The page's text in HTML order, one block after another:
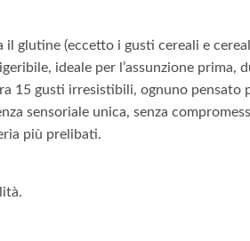
glutine (eccetto i gusti cereali e
ideale per l’assunzione prima,
15 gusti irresistibili, ognuno pensato
sensoriale unica, senza
più prelibati.